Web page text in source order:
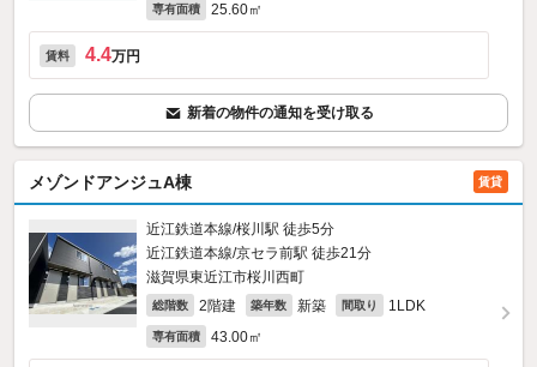
専有面積 25.60㎡
賃料 4.4万円
新着の物件の通知を受け取る
メゾンドアンジュA棟 賃貸
近江鉄道本線/桜川駅 徒歩5分
近江鉄道本線/京セラ前駅 徒歩21分
滋賀県東近江市桜川西町
総階数 2階建 築年数 新築 間取り 1LDK
専有面積 43.00㎡